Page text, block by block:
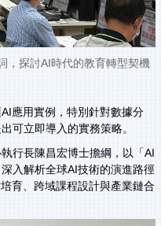
，探討AI時代的教育轉型契機
應用實例，特別針對數據分
可立即導入的實務策略。
行長陳昌宏博士擔綱，以「AI
入解析全球AI技術的演進路徑
育、跨域課程設計與產業鏈合